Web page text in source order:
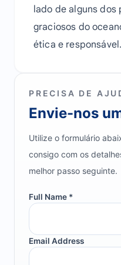
lado de alguns dos
graciosos do
ética e responsável.
PRECISA DE
Envie-nos
Utilize o formulário
consigo com os
melhor passo seguinte.
Full Name *
Email Address